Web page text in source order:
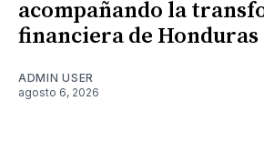
acompañando la
financiera de Honduras
ADMIN USER
agosto 6, 2026